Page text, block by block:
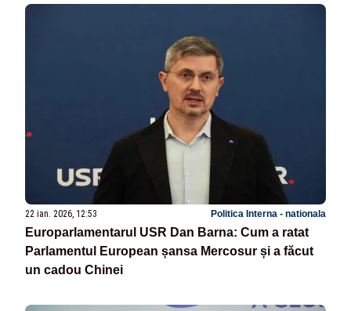
22 ian. 2026, 12:53 Politica Interna - nationala
Europarlamentarul USR Dan Barna: Cum a ratat
Parlamentul European șansa Mercosur și a făcut
un cadou Chinei